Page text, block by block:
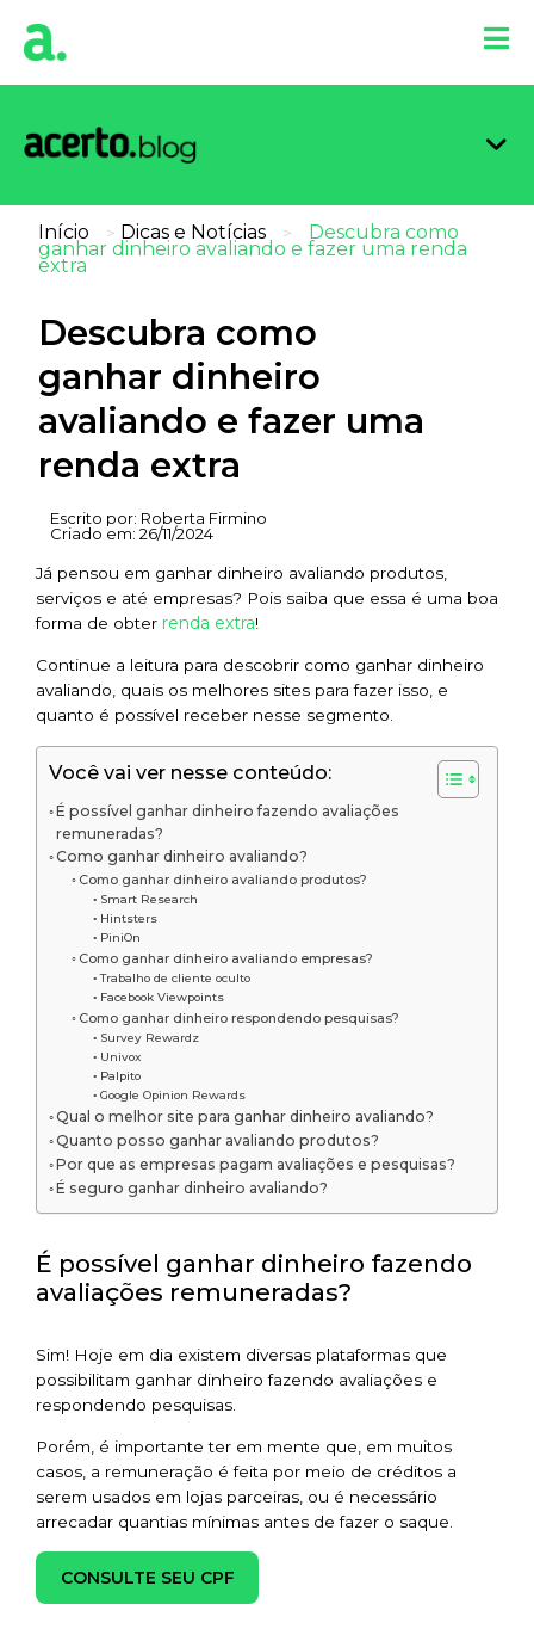
Início > Dicas e Notícias > Descubra como
ganhar dinheiro avaliando e fazer uma renda
extra
Descubra como
ganhar dinheiro
avaliando e fazer uma
renda extra
Escrito por: Roberta Firmino
Criado em: 26/11/2024
Já pensou em ganhar dinheiro avaliando produtos,
serviços e até empresas? Pois saiba que essa é uma boa
forma de obter renda extra!
Continue a leitura para descobrir como ganhar dinheiro
avaliando, quais os melhores sites para fazer isso, e
quanto é possível receber nesse segmento.
Você vai ver nesse conteúdo:
É possível ganhar dinheiro fazendo avaliações
remuneradas?
Como ganhar dinheiro avaliando?
Como ganhar dinheiro avaliando produtos?
Smart Research
Hintsters
PiniOn
Como ganhar dinheiro avaliando empresas?
Trabalho de cliente oculto
Facebook Viewpoints
Como ganhar dinheiro respondendo pesquisas?
Survey Rewardz
Univox
Palpito
Google Opinion Rewards
Qual o melhor site para ganhar dinheiro avaliando?
Quanto posso ganhar avaliando produtos?
Por que as empresas pagam avaliações e pesquisas?
É seguro ganhar dinheiro avaliando?
É possível ganhar dinheiro fazendo
avaliações remuneradas?
Sim! Hoje em dia existem diversas plataformas que
possibilitam ganhar dinheiro fazendo avaliações e
respondendo pesquisas.
Porém, é importante ter em mente que, em muitos
casos, a remuneração é feita por meio de créditos a
serem usados em lojas parceiras, ou é necessário
arrecadar quantias mínimas antes de fazer o saque.
CONSULTE SEU CPF